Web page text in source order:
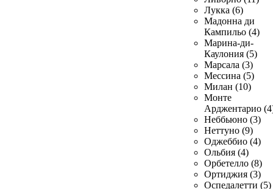
Лукка (6)
Мадонна ди
Кампильо (4)
Марина-ди-
Каулония (5)
Марсала (3)
Мессина (5)
Милан (10)
Монте
Арджентарио
Неббьюно (3)
Неттуно (9)
Оджеббио (4)
Ольбия (4)
Орбетелло (8)
Ортиджия (3)
Оспедалетти (5)